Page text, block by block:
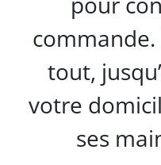
commande.
tout,
votre
ses